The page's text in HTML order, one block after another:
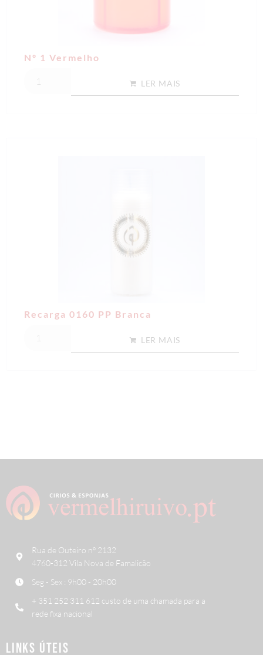
Nº 1 Vermelho
LER MAIS
Recarga 0160 PP Branca
LER MAIS
Rua de Outeiro nº 2132
4760-312 Vila Nova de Famalicão
Seg - Sex : 9h00 - 20h00
+ 351 252 311 612 custo de uma chamada para a
rede fixa nacional
LINKS ÚTEIS